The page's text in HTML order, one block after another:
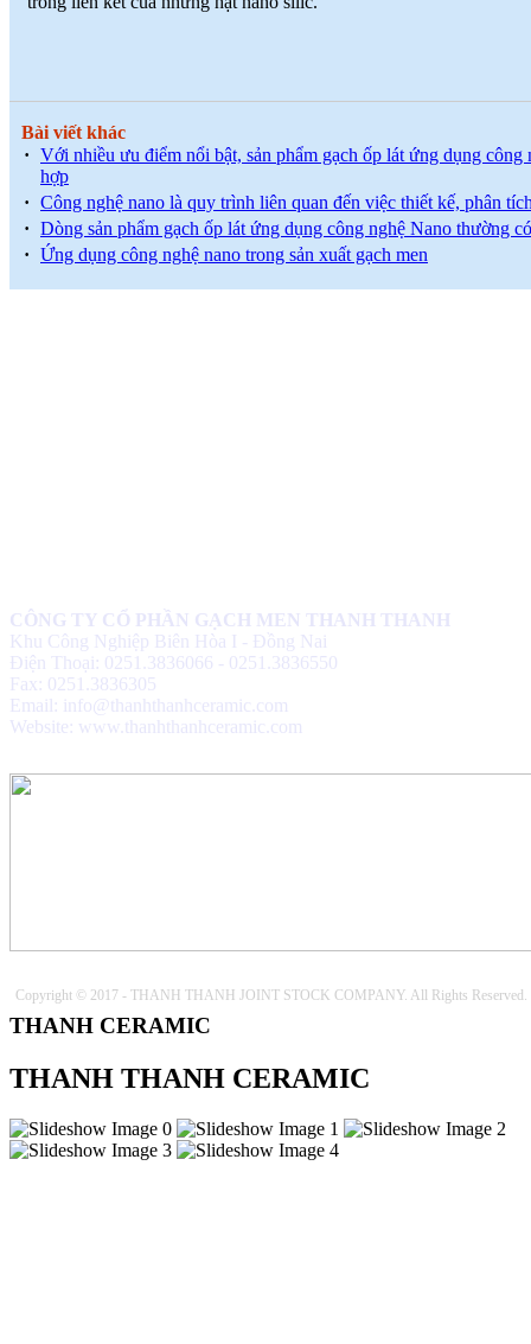
Bài viết khác
· Với nhiều ưu điểm nổi bật, sản phẩm gạch ốp lát ứng dụng công
hợp
· Công nghệ nano là quy trình liên quan đến việc thiết kế, phân
· Dòng sản phẩm gạch ốp lát ứng dụng công nghệ Nano thường
· Ứng dụng công nghệ nano trong sản xuất gạch men
CÔNG TY CỔ PHẦN GẠCH MEN THANH THANH
Khu Công Nghiệp Biên Hòa I - Đồng Nai
Điện Thoại: 0251.3836066 - 0251.3836550
Fax: 0251.3836305
Email: info@thanhthanhceramic.com
Website: www.thanhthanhceramic.com
Copyright © 2017 - THANH THANH JOINT STOCK COMPANY. All Rights Reserved.
THANH CERAMIC
THANH THANH CERAMIC